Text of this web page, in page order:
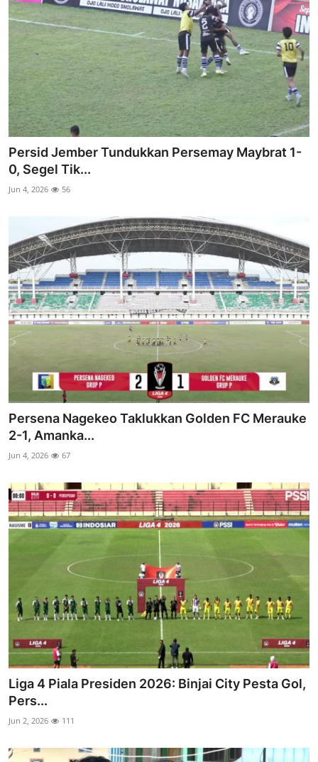
Persid Jember Tundukkan Persemay Maybrat 1-
0, Segel Tik...
Jun 4, 2026 56
Persena Nagekeo Taklukkan Golden FC Merauke
2-1, Amanka...
Jun 4, 2026 67
Liga 4 Piala Presiden 2026: Binjai City Pesta Gol,
Pers...
Jun 2, 2026 111